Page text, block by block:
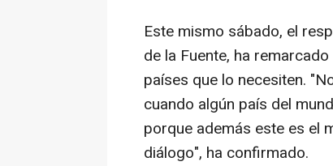
Este mismo sábado, el
de la Fuente, ha
países que lo necesiten.
cuando algún país del
porque además este es el
diálogo", ha confirmado.